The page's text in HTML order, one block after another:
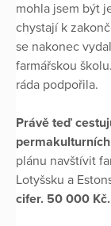
mohla jsem být
chystají k
se nakonec
farmářskou
ráda podpořila.
Právě teď
plánu navštívit
Lotyšsku a
cifer. 50 000